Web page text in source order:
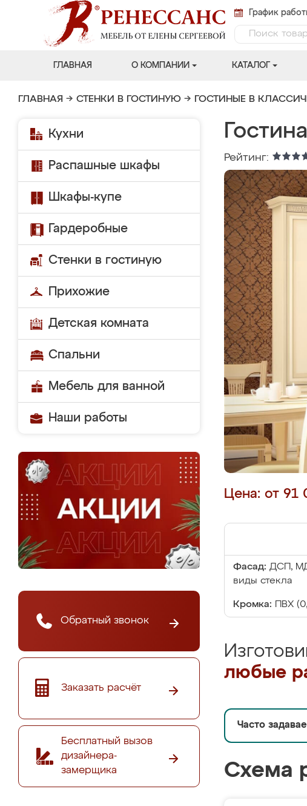
График
ГЛАВНАЯ О КОМПАНИИ КАТАЛОГ
ГЛАВНАЯ → СТЕНКИ В ГОСТИНУЮ → ГОСТИНЫЕ В
Кухни
Распашные шкафы
Шкафы-купе
Гардеробные
Стенки в гостиную
Прихожие
Детская комната
Спальни
Мебель для ванной
Наши работы
Обратный звонок
Заказать расчёт
Бесплатный вызов
дизайнера-
замерщика
Рейтинг:
Цена: от 91
Фасад: ДСП,
виды стекла
Кромка: ПВХ
любые
Часто
Схема